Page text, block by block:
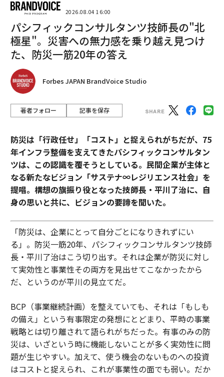
2026.08.04 16:00
パシフィックコンサルタンツ技師長の"北
極星"。災害への無力感を乗り越え見つけ
た、防災一筋20年の答え
Forbes JAPAN BrandVoice Studio
著者フォロー 記事を保存
防災は「行政任せ」「コスト」と捉えられがちだが、75
年インフラ整備を支えてきたパシフィックコンサルタン
ツは、この認識を覆そうとしている。民間企業が主体と
なる新たなビジョン「サステナ∞レジリエンス社会」を
提唱。構想の旗振り役となった技師長・平川了治に、自
身の思いと共に、ビジョンの要諦を聞いた。
「防災は、企業にとって自分ごとになりきれずにい
る」。防災一筋20年、パシフィックコンサルタンツ技師
長・平川了治はこう切り出す。それは企業が防災に対し
て実効性と事業性その両方を見出せてこなかったから
だ、というのが平川の見立てだ。
BCP（事業継続計画）を整えていても、それは「もしも
の備え」という有事限定の発想にとどまり、平時の事業
戦略とは切り離されて語られがちだった。有事のみの防
災は、いざという時に機能しないことが多く実効性に問
題が生じやすい。加えて、使う機会のないものへの投資
はコストと捉えられ、これが事業性の面でも弱い。だか